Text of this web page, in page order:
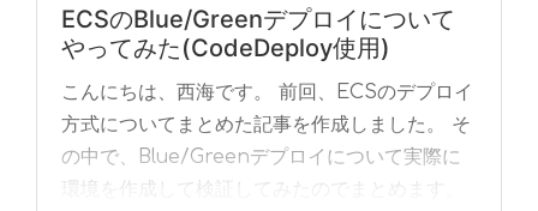
ECSのBlue/Greenデプロイについて
やってみた(CodeDeploy使用)
こんにちは、西海です。 前回、ECSのデプロイ
方式についてまとめた記事を作成しました。 そ
の中で、Blue/Greenデプロイについて実際に
環境を作成して検証してみたのでまとめます。